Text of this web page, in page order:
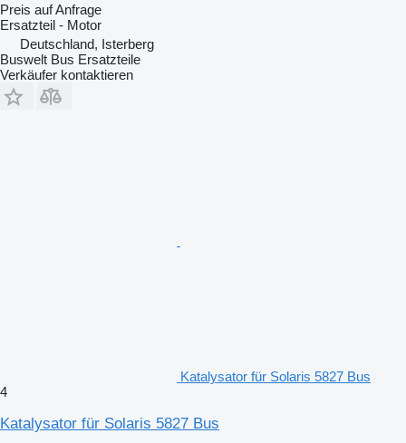
Preis auf Anfrage
Ersatzteil - Motor
Deutschland, Isterberg
Buswelt Bus Ersatzteile
Verkäufer kontaktieren
Katalysator für Solaris 5827 Bus
4
Katalysator für Solaris 5827 Bus